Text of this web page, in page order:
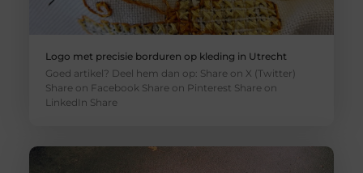
Logo met precisie borduren op kleding in Utrecht
Goed artikel? Deel hem dan op: Share on X (Twitter)
Share on Facebook Share on Pinterest Share on
LinkedIn Share